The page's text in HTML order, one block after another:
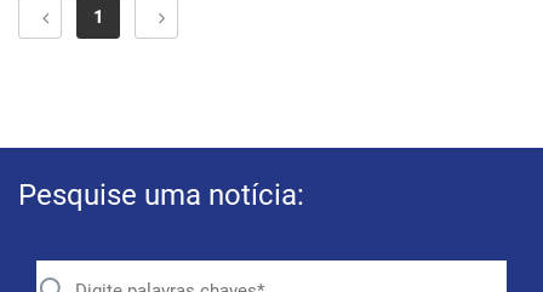
1
Pesquise uma notícia: